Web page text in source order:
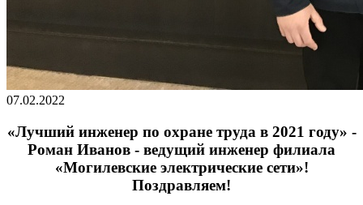
07.02.2022
«Лучший инженер по охране труда в 2021 году» -
Роман Иванов - ведущий инженер филиала
«Могилевские электрические сети»!
Поздравляем!